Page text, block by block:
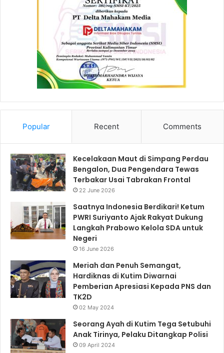
Popular Recent Comments
Kecelakaan Maut di Simpang Perdau
Bengalon, Dua Pengendara Tewas
Terbakar Usai Tabrakan Frontal
22 June 2026
Saatnya Indonesia Berdikari! Ketum
PWRI Suriyanto Ajak Rakyat Dukung
Langkah Prabowo Kelola SDA untuk
Negeri
16 June 2026
Meriah dan Penuh Semangat,
Hardiknas di Kutim Diwarnai
Pemberian Apresiasi Kepada PNS dan
TK2D
02 May 2024
Seorang Ayah di Kutim Tega Setubuhi
Anak Tirinya, Pelaku Ditangkap Polisi
09 April 2024